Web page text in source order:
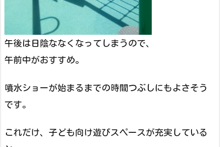
午後は日陰ななくなってしまうので、
午前中がおすすめ。
噴水ショーが始まるまでの時間つぶしにもよさそう
です。
これだけ、子ども向け遊びスペースが充実している